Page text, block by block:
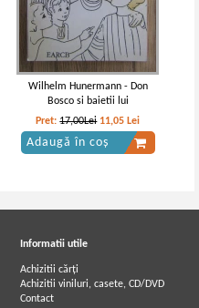
(3 volume)
Thomas Mann - Casa Buddenbrook
Wilhelm Hunermann - Don
Bosco si baietii lui
Pret:17,00Lei 11,05 Lei
Adaugă în coș
Informatii utile
Achizitii cărți
Achizitii viniluri, casete, CD/DVD
Contact